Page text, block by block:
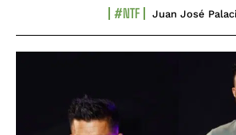
#NTF Juan José